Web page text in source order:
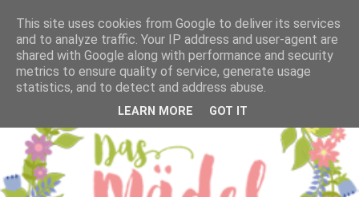
This site uses cookies from Google to deliver its services
and to analyze traffic. Your IP address and user-agent are
shared with Google along with performance and security
metrics to ensure quality of service, generate usage
statistics, and to detect and address abuse.
LEARN MORE GOT IT